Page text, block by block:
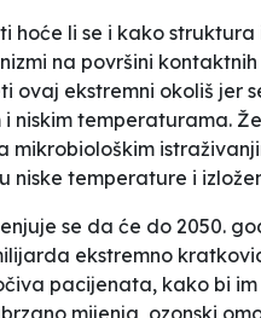
hoće li se i kako
na površini
ovaj ekstremni okoliš jer
niskim temperaturama.
niske temperature i
se da će do 2050.
ekstremno
pacijenata, kako bi
mijenja, ozonski